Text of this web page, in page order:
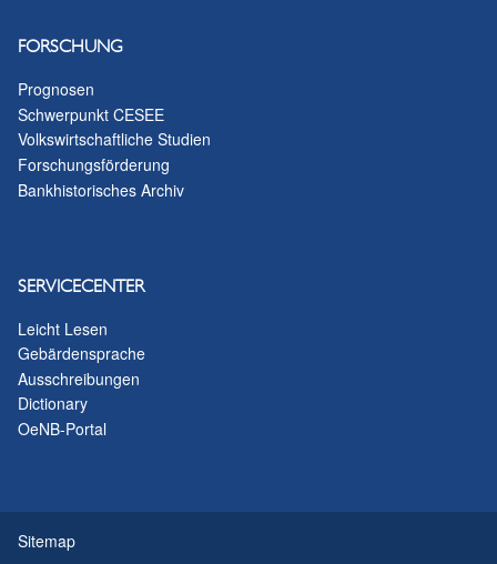
FORSCHUNG
Prognosen
Schwerpunkt CESEE
Volkswirtschaftliche Studien
Forschungsförderung
Bankhistorisches Archiv
SERVICECENTER
Leicht Lesen
Gebärdensprache
Ausschreibungen
Dictionary
OeNB-Portal
Sitemap